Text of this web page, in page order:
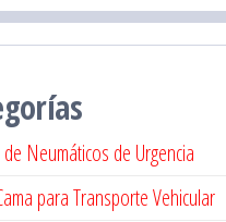
Neumáticos de Urgencia
para Transporte Vehicular